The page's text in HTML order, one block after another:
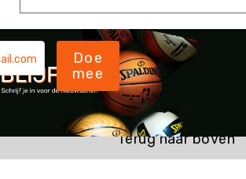
KanJam
Kin-
Ball
&
Omnikin®
Klimmen
Korfbal
Knotshockey
Doe
mee
Terug naar boven